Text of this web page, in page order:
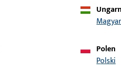
Drückerstift, Gesamtbreite 9
Drückerstift, Gesamtbreite 9
Ungarn
Polen
Polski